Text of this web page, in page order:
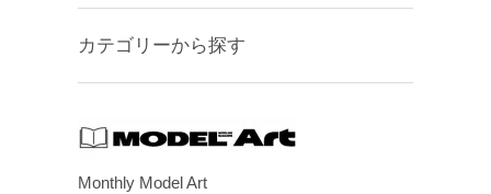
カテゴリーから探す
Monthly Model Art